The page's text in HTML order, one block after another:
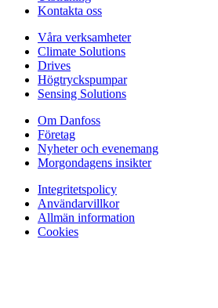
Kontakta oss
Våra verksamheter
Climate Solutions
Drives
Högtryckspumpar
Sensing Solutions
Om Danfoss
Företag
Nyheter och evenemang
Morgondagens insikter
Integritetspolicy
Användarvillkor
Allmän information
Cookies